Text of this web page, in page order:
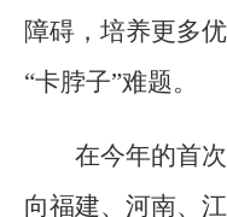
障碍，培养更多
“卡脖子”难题。
在今年的首
向福建、河南、